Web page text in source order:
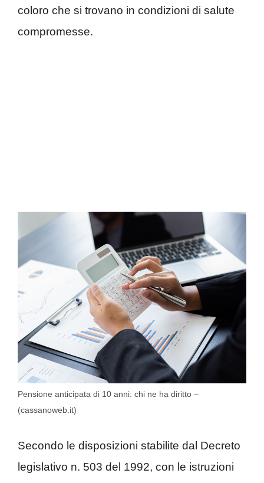
coloro che si trovano in condizioni di salute
compromesse.
Pensione anticipata di 10 anni: chi ne ha diritto –
(cassanoweb.it)
Secondo le disposizioni stabilite dal Decreto
legislativo n. 503 del 1992, con le istruzioni